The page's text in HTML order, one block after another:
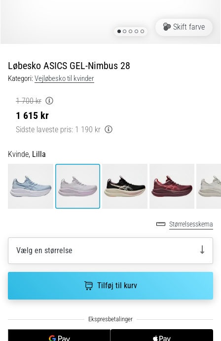
de?
praksis
tester
shuttle
run-
hurtighed,
smidighed
retningsskift.
Hvordan
hvor
bruges
•
Skift farve
Løbesko ASICS GEL-Nimbus 28
Kategori:Vejløbesko til kvinder
1 700 kr
1 615 kr
Sidste laveste pris: 1 190 kr
Kvinde, Lilla
Størrelsesskema
Vælg en størrelse
Tilføj til kurv